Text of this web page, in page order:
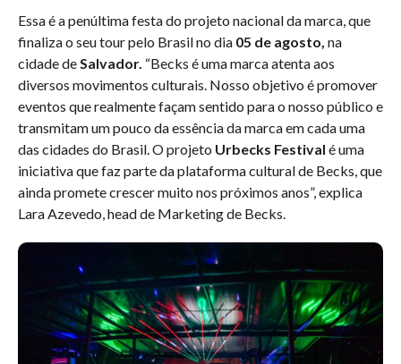
Essa é a penúltima festa do projeto nacional da marca, que
finaliza o seu tour pelo Brasil no dia 05 de agosto, na
cidade deSalvador. “Becks é uma marca atenta aos
diversos movimentos culturais. Nosso objetivo é promover
eventos que realmente façam sentido para o nosso público e
transmitam um pouco da essência da marca em cada uma
das cidades do Brasil. O projeto Urbecks Festival é uma
iniciativa que faz parte da plataforma cultural de Becks, que
ainda promete crescer muito nos próximos anos”, explica
Lara Azevedo, head de Marketing de Becks.